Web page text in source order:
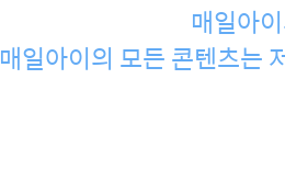
매일아
매일아이의 모든 콘텐츠는